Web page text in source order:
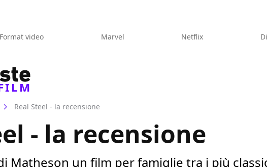
Format video Marvel Netflix
Real Steel - la recensione
- la recensione
Matheson un film per famiglie tra i più